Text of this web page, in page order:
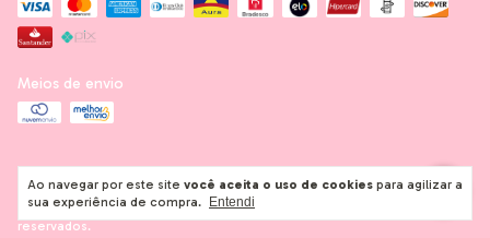
Ao navegar por este site você aceita o uso de cookies para agilizar a
sua experiência de compra.
Entendi
Meios de envio
Copyright Mon Papier Crafts - 11280659000165 - 2026. Todos os direitos
reservados.